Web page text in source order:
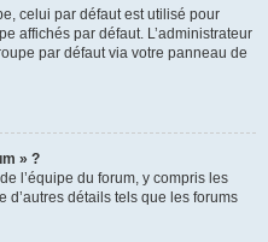
celui par défaut est utilisé pour
affichés par défaut. L’administrateur
par défaut via votre panneau de
» ?
l’équipe du forum, y compris les
d’autres détails tels que les forums